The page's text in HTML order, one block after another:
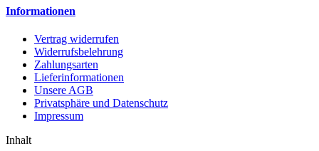
Informationen
Vertrag widerrufen
Widerrufsbelehrung
Zahlungsarten
Lieferinformationen
Unsere AGB
Privatsphäre und Datenschutz
Impressum
Inhalt